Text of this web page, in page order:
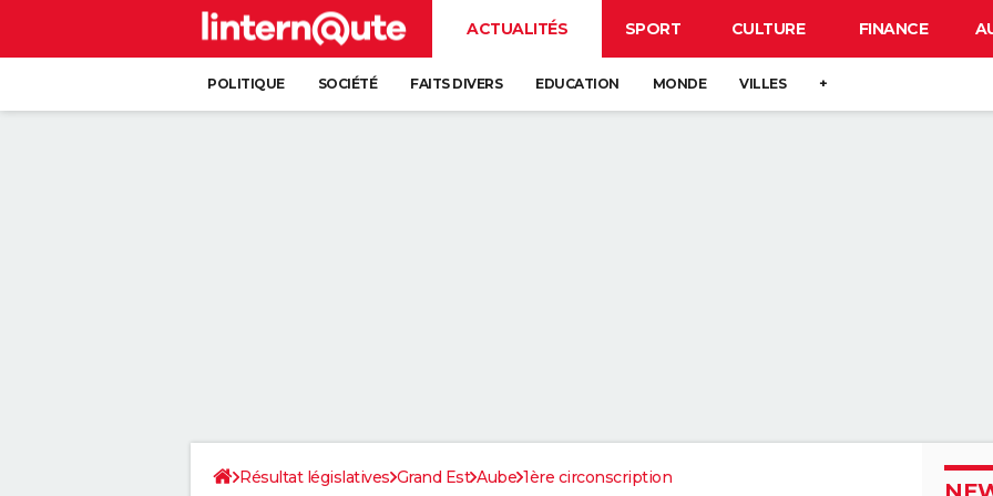
ACTUALITÉS SPORT CULTURE FINANCE
POLITIQUE SOCIÉTÉ FAITS DIVERS EDUCATION MONDE VILLES +
Résultat législatives Grand Est Aube 1ère circonscription